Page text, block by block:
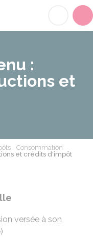
:
et
- Consommation
et crédits d'impôt
versée à son